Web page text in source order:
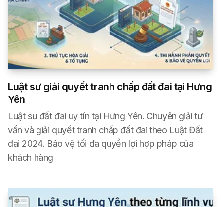
Luật sư giải quyết tranh chấp đất đai tại Hưng
Yên
Luật sư đất đai uy tín tại Hưng Yên. Chuyên giải tư
vấn và giải quyết tranh chấp đất đai theo Luật Đất
đai 2024. Bảo vệ tối đa quyền lợi hợp pháp của
khách hàng